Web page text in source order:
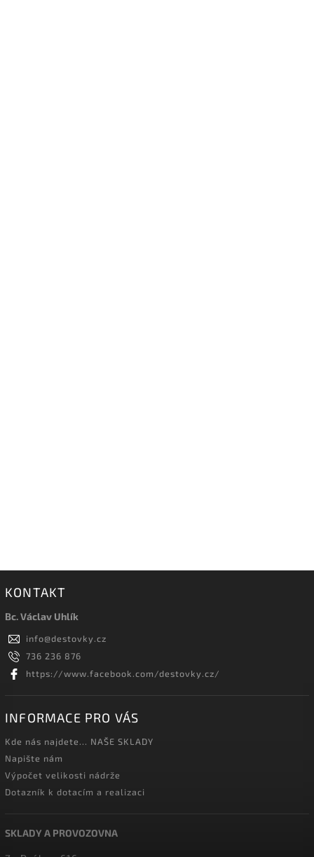
KONTAKT
Bc. Václav Uhlík
info@destovky.cz
736 236 876
https://www.facebook.com/destovky.cz/
INFORMACE PRO VÁS
Kde nás najdete... NAŠE SKLADY
Napište nám
Výpočet velikosti nádrže
Dotazník k dotacím a realizaci
SKLADY A PROVOZOVNA